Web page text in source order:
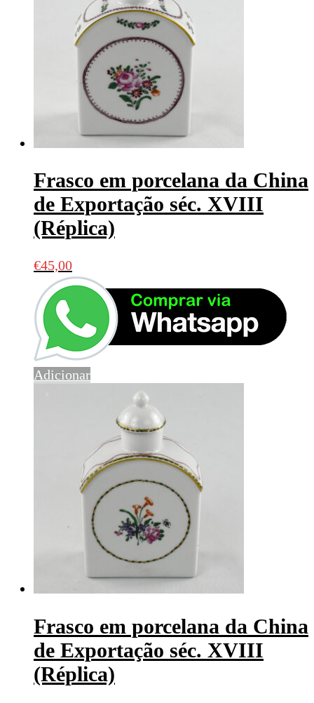
Frasco em porcelana da China
de Exportação séc. XVIII
(Réplica)
€45,00
Adicionar
Frasco em porcelana da China
de Exportação séc. XVIII
(Réplica)